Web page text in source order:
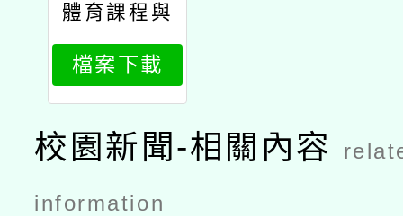
體育課程與
教學整合推
動總計畫成
果發表會
檔案下載
校園新聞-相關內容
information